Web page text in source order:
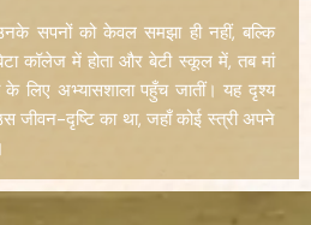
सपनों को केवल समझा ही नहीं, बल्कि
कॉलेज में होता और बेटी स्कूल में, तब मां
लिए अभ्यासशाला पहुँच जातीं। यह दृश्य
जीवन-दृष्टि का था, जहाँ कोई स्त्री अपने